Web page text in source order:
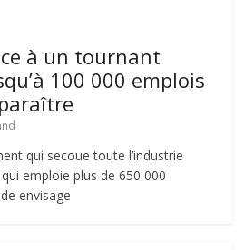
à un tournant
100 000 emplois
qui secoue toute l’industrie
emploie plus de 650 000
envisage